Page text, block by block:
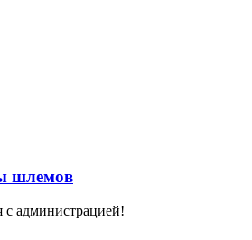
шлемов
с администрацией!